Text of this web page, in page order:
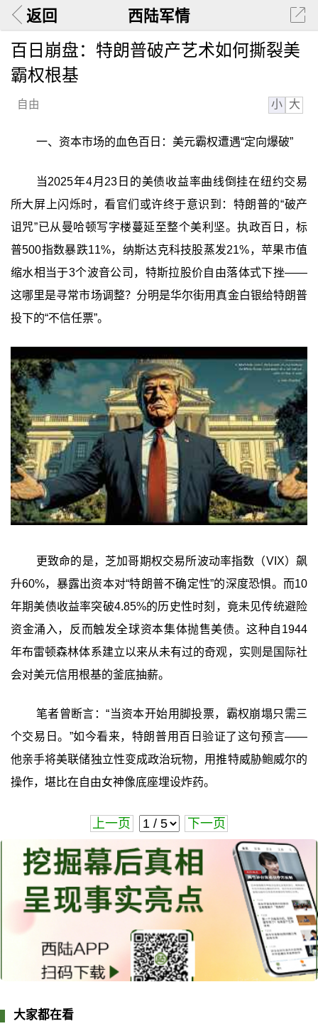
返回 西陆军情
百日崩盘：特朗普破产艺术如何撕裂美
霸权根基
自由 小 大
一、资本市场的血色百日：美元霸权遭遇“定向爆破”
当2025年4月23日的美债收益率曲线倒挂在纽约交易
所大屏上闪烁时，看官们或许终于意识到：特朗普的“破产
诅咒”已从曼哈顿写字楼蔓延至整个美利坚。执政百日，标
普500指数暴跌11%，纳斯达克科技股蒸发21%，苹果市值
缩水相当于3个波音公司，特斯拉股价自由落体式下挫——
这哪里是寻常市场调整？分明是华尔街用真金白银给特朗普
投下的“不信任票”。
更致命的是，芝加哥期权交易所波动率指数（VIX）飙
升60%，暴露出资本对“特朗普不确定性”的深度恐惧。而10
年期美债收益率突破4.85%的历史性时刻，竟未见传统避险
资金涌入，反而触发全球资本集体抛售美债。这种自1944
年布雷顿森林体系建立以来从未有过的奇观，实则是国际社
会对美元信用根基的釜底抽薪。
笔者曾断言：“当资本开始用脚投票，霸权崩塌只需三
个交易日。”如今看来，特朗普用百日验证了这句预言——
他亲手将美联储独立性变成政治玩物，用推特威胁鲍威尔的
操作，堪比在自由女神像底座埋设炸药。
上一页 下一页
大家都在看